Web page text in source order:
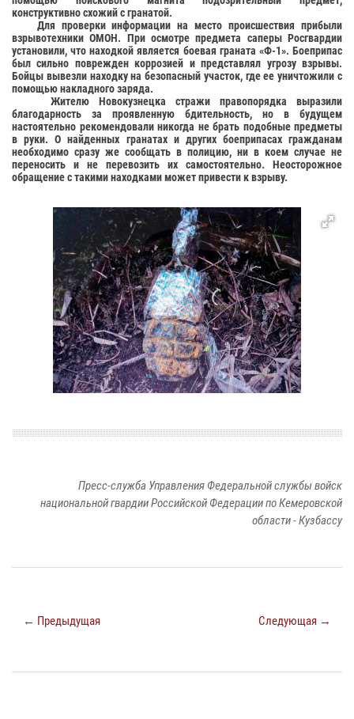
конструктивно схожий с гранатой.
Для проверки информации на место происшествия прибыли
взрывотехники ОМОН. При осмотре предмета саперы Росгвардии
установили, что находкой является боевая граната «Ф-1». Боеприпас
был сильно поврежден коррозией и представлял угрозу взрывы.
Бойцы вывезли находку на безопасный участок, где ее уничтожили с
помощью накладного заряда.
Жителю Новокузнецка стражи правопорядка выразили
благодарность за проявленную бдительность, но в будущем
настоятельно рекомендовали никогда не брать подобные предметы
в руки. О найденных гранатах и других боеприпасах гражданам
необходимо сразу же сообщать в полицию, ни в коем случае не
переносить и не перевозить их самостоятельно. Неосторожное
обращение с такими находками может привести к взрыву.
Пресс-служба Управления Федеральной службы войск
национальной гвардии Российской Федерации по Кемеровской
области - Кузбассу
← Предыдущая Следующая →